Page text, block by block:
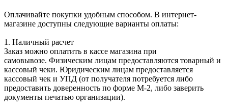
Оплачивайте покупки удобным способом. В интернет-
магазине доступны следующие варианты оплаты:
1. Наличный расчет
Заказ можно оплатить в кассе магазина при
самовывозе. Физическим лицам предоставляются товарный и
кассовый чеки. Юридическим лицам предоставляется
кассовый чек и УПД (от получателя потребуется либо
предоставить доверенность по форме М-2, либо заверить
документы печатью организации).